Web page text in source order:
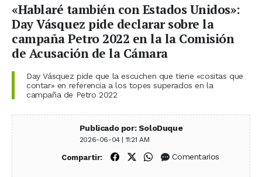
«Hablaré también con Estados Unidos»:
Day Vásquez pide declarar sobre la
campaña Petro 2022 en la la Comisión
de Acusación de la Cámara
Day Vásquez pide que la escuchen que tiene «cositas que
contar» en referencia a los topes superados en la
campaña de Petro 2022
Publicado por: SoloDuque
2026-06-04 | 11:21 AM
Compartir: Compartir en Facebook
Compartir en X (Twitter)
Compartir en WhatsApp
Comentarios